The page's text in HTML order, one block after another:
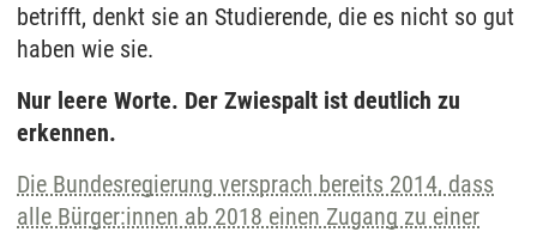
betrifft, denkt sie an Studierende, die es nicht so gut
haben wie sie.
Nur leere Worte. Der Zwiespalt ist deutlich zu
erkennen.
Die Bundesregierung versprach bereits 2014, dass
alle Bürger:innen ab 2018 einen Zugang zu einer